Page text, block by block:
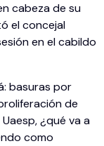
cabeza de su
el concejal
en el cabildo
basuras por
de
¿qué va a
como